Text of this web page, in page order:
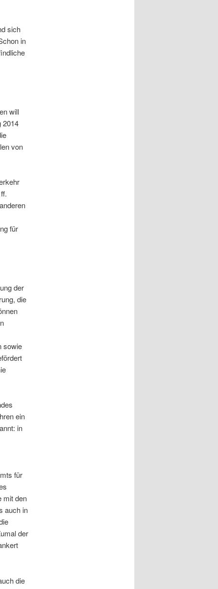
sich
in
will
2014
von
für
der
die
sowie
ein
in
für
mit den
auch in
der
die